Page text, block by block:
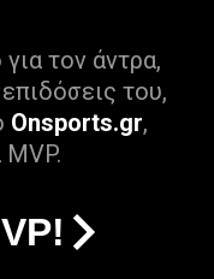
τον άντρα,
του,
Onsports.gr,